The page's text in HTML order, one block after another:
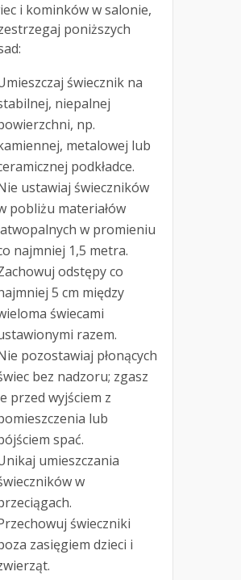
i kominków w salonie,
poniższych
świecznik na
niepalnej
np.
metalowej lub
podkładce.
ustawiaj świeczników
pobliżu materiałów
w promieniu
najmniej 1,5 metra.
odstępy co
5 cm między
świecami
razem.
pozostawiaj płonących
bez nadzoru; zgasz
przed wyjściem z
lub
spać.
umieszczania
w
świeczniki
zasięgiem dzieci i